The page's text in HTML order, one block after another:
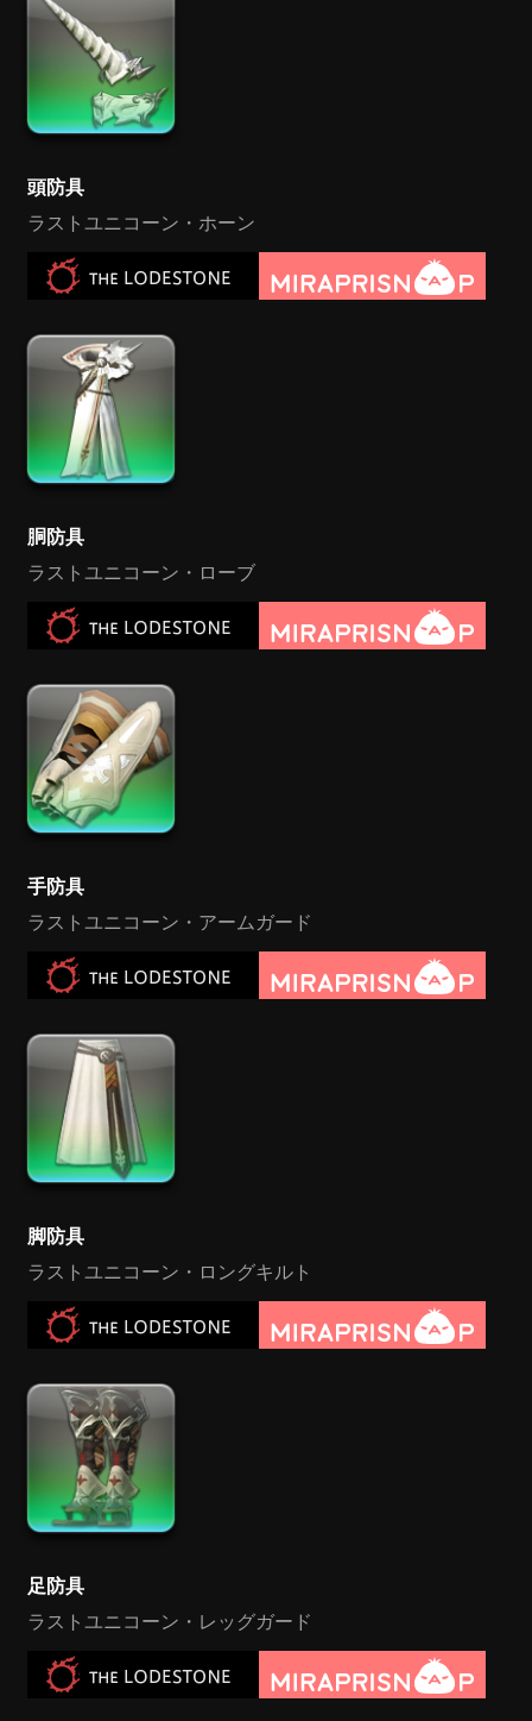
頭防具
ラストユニコーン・ホーン
胴防具
ラストユニコーン・ローブ
手防具
ラストユニコーン・アームガード
脚防具
ラストユニコーン・ロングキルト
足防具
ラストユニコーン・レッグガード